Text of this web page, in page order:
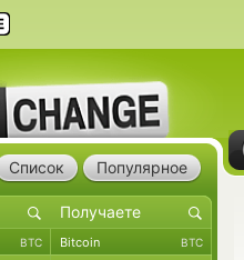
Список Популярное
BTC Bitcoin BTC